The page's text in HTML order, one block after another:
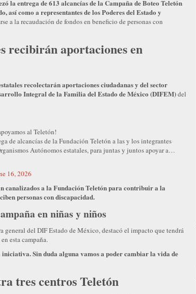
la entrega de 613 alcancías de la Campaña de Boteo Teletón
así como a representantes de los Poderes del Estado y
a la recaudación de fondos en beneficio de personas con
recibirán aportaciones en
recolectarán aportaciones ciudadanas y del sector
Integral de la Familia del Estado de México (DIFEM)del
al Teletón!
de alcancías de la Fundación Teletón a las y los integrantes
Autónomos estatales, para juntas y juntos apoyar a…
16, 2026
canalizados a la Fundación Teletón para contribuir a la
personas con discapacidad.
en niñas y niños
general del DIF Estado de México, destacó el impacto que tendrá
esta campaña.
Sin duda alguna vamos a poder cambiar la vida de
tres centros Teletón